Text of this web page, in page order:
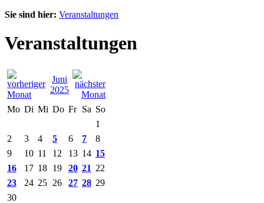
Sie sind hier: Veranstaltungen
Veranstaltungen
Juni
2025
Mo Di Mi Do Fr Sa So
1
2
3 4 5 6 7
8
9
10 11 12 13 14 15
16
17 18 19 20 21 22
23
24 25 26 27 28 29
30